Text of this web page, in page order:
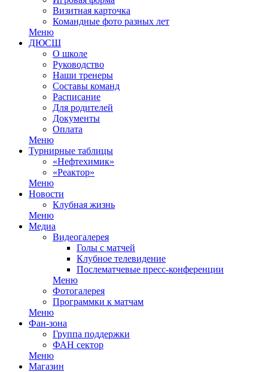
Визитная карточка
Командные фото разных лет
Меню
ДЮСШ
О школе
Руководство
Наши тренеры
Составы команд
Расписание
Для родителей
Документы
Оплата
Меню
Турнирные таблицы
«Нефтехимик»
«Реактор»
Меню
Новости
Клубная жизнь
Меню
Медиа
Видеогалерея
Голы с матчей
Клубное телевидение
Послематчевые пресс-конференции
Меню
Фотогалерея
Программки к матчам
Меню
Фан-зона
Группа поддержки
ФАН сектор
Меню
Магазин